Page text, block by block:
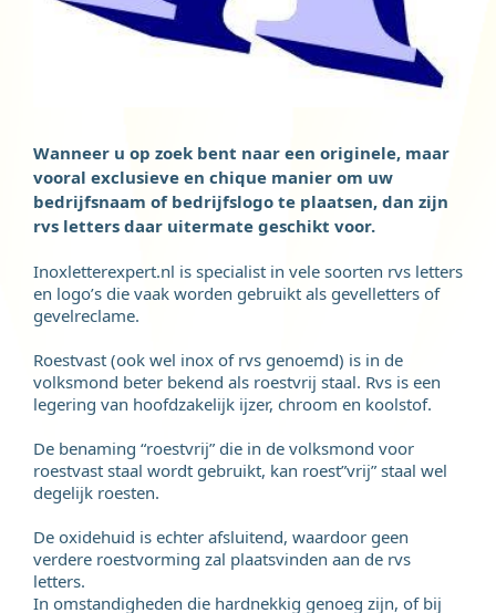
Wanneer u op zoek bent naar een originele, maar
vooral exclusieve en chique manier om uw
bedrijfsnaam of bedrijfslogo te plaatsen, dan zijn
rvs letters daar uitermate geschikt voor.
Inoxletterexpert.nl is specialist in vele soorten rvs letters
en logo’s die vaak worden gebruikt als gevelletters of
gevelreclame.
Roestvast (ook wel inox of rvs genoemd) is in de
volksmond beter bekend als roestvrij staal. Rvs is een
legering van hoofdzakelijk ijzer, chroom en koolstof.
De benaming “roestvrij” die in de volksmond voor
roestvast staal wordt gebruikt, kan roest”vrij” staal wel
degelijk roesten.
De oxidehuid is echter afsluitend, waardoor geen
verdere roestvorming zal plaatsvinden aan de rvs
letters.
In omstandigheden die hardnekkig genoeg zijn, of bij